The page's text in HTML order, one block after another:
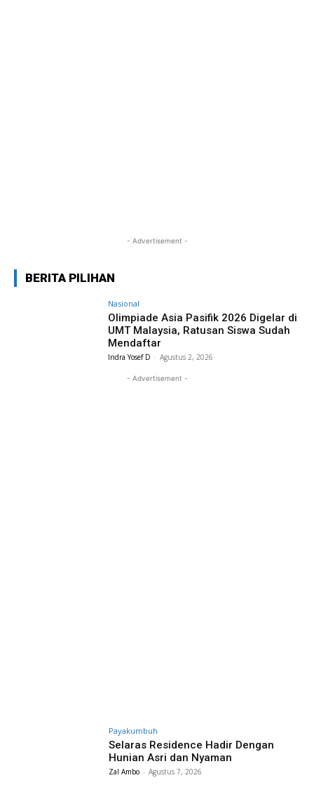
- Advertisement -
BERITA PILIHAN
Nasional
Olimpiade Asia Pasifik 2026 Digelar di
UMT Malaysia, Ratusan Siswa Sudah
Mendaftar
Indra Yosef D - Agustus 2, 2026
- Advertisement -
Payakumbuh
Selaras Residence Hadir Dengan
Hunian Asri dan Nyaman
Zal Ambo - Agustus 7, 2026